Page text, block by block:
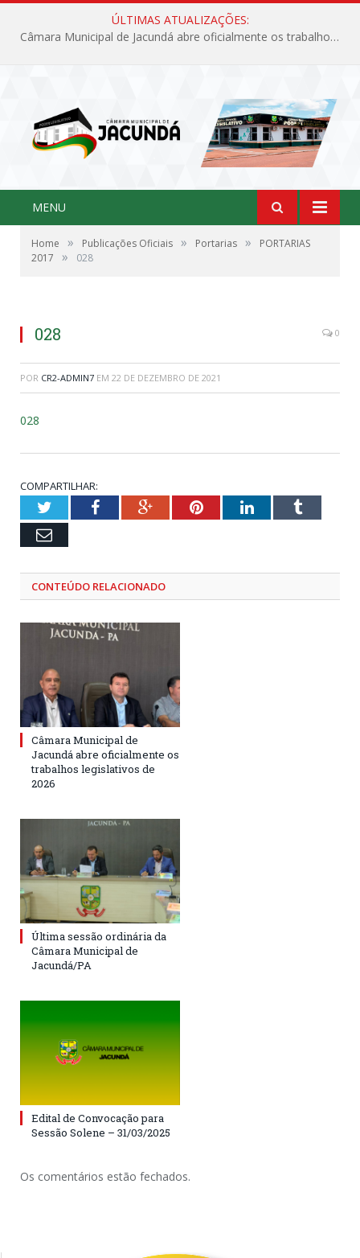
ÚLTIMAS ATUALIZAÇÕES:
Câmara Municipal de Jacundá abre oficialmente os trabalhos legislativos de 2026
MENU
Home » Publicações Oficiais » Portarias »
PORTARIAS
2017
» 028
028 0
POR CR2-ADMIN7 EM 22 DE DEZEMBRO DE 2021
028
COMPARTILHAR:
TwitterFacebookGoogle+PinterestLinkedInTumblr
Email
CONTEÚDO RELACIONADO
Câmara Municipal de
Jacundá abre oficialmente os
trabalhos legislativos de
2026
Última sessão ordinária da
Câmara Municipal de
Jacundá/PA
Edital de Convocação para
Sessão Solene – 31/03/2025
Os comentários estão fechados.